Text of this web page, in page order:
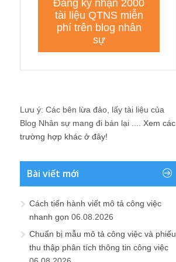
Lưu ý: Các bên lừa đảo, lấy tài liệu của
Blog Nhân sự mang đi bán lại .... Xem các
trường hợp khác ở đây!
Bài viết mới
Cách tiến hành viết mô tả công việc
nhanh gọn 06.08.2026
Chuẩn bị mẫu mô tả công việc và phiếu
thu thập phân tích thông tin công việc